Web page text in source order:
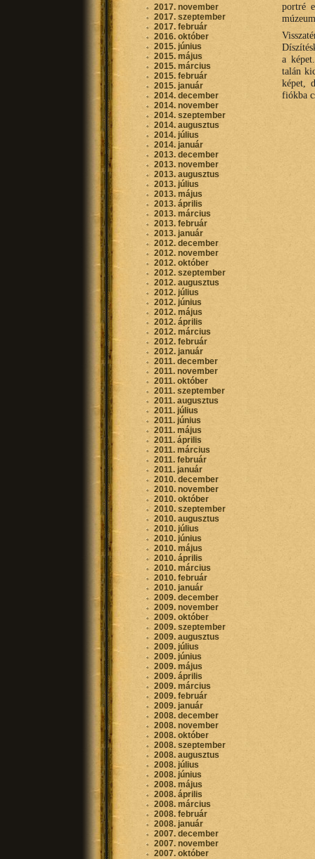
portré
a
talán
képet,
fiókba
2017. november
2017. szeptember
2017. február
2016. október
2015. június
2015. május
2015. március
2015. február
2015. január
2014. december
2014. november
2014. szeptember
2014. augusztus
2014. július
2014. január
2013. december
2013. november
2013. augusztus
2013. július
2013. május
2013. április
2013. március
2013. február
2013. január
2012. december
2012. november
2012. október
2012. szeptember
2012. augusztus
2012. július
2012. június
2012. május
2012. április
2012. március
2012. február
2012. január
2011. december
2011. november
2011. október
2011. szeptember
2011. augusztus
2011. július
2011. június
2011. május
2011. április
2011. március
2011. február
2011. január
2010. december
2010. november
2010. október
2010. szeptember
2010. augusztus
2010. július
2010. június
2010. május
2010. április
2010. március
2010. február
2010. január
2009. december
2009. november
2009. október
2009. szeptember
2009. augusztus
2009. július
2009. június
2009. május
2009. április
2009. március
2009. február
2009. január
2008. december
2008. november
2008. október
2008. szeptember
2008. augusztus
2008. július
2008. június
2008. május
2008. április
2008. március
2008. február
2008. január
2007. december
2007. november
2007. október